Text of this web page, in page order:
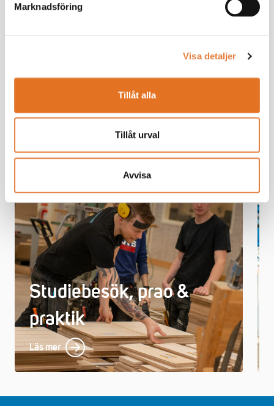
Marknadsföring
Visa detaljer
Tillåt alla
Tillåt urval
Avvisa
Studiebesök, prao &
praktik
Läs mer